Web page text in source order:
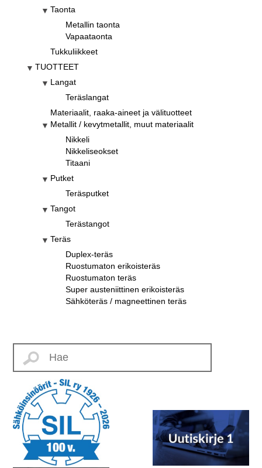
Taonta
Metallin taonta
Vapaataonta
Tukkuliikkeet
TUOTTEET
Langat
Teräslangat
Materiaalit, raaka-aineet ja välituotteet
Metallit / kevytmetallit, muut materiaalit
Nikkeli
Nikkeliseokset
Titaani
Putket
Teräsputket
Tangot
Terästangot
Teräs
Duplex-teräs
Ruostumaton erikoisteräs
Ruostumaton teräs
Super austeniittinen erikoisteräs
Sähköteräs / magneettinen teräs